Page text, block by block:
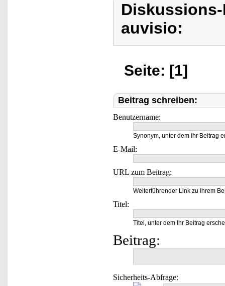
auvisio:
Seite: [1]
Beitrag schreiben:
Benutzername:
Synonym, unter dem Ihr Beitrag
E-Mail:
URL zum Beitrag:
Weiterführender Link zu Ihrem
Titel:
Titel, unter dem Ihr Beitrag
Beitrag:
Sicherheits-Abfrage: